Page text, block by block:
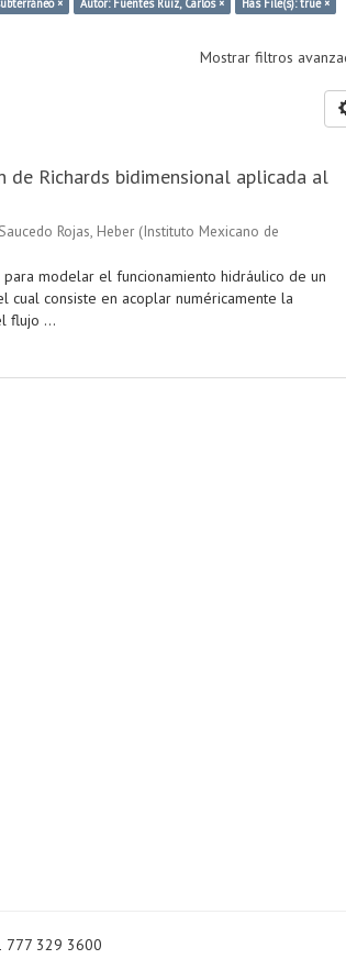
Mostrar filtros
de Richards bidimensional aplicada al
Rojas, Heber (Instituto Mexicano de
modelar el funcionamiento hidráulico de un
cual consiste en acoplar numéricamente la
flujo ...
777 329 3600